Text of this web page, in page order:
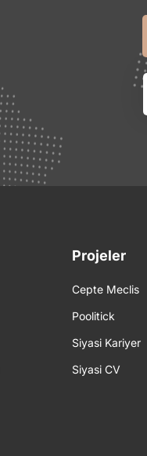
Projeler
Cepte Meclis
Poolitick
Siyasi Kariyer
Siyasi CV